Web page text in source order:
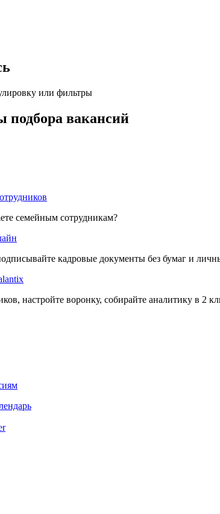
или фильтры
вакансий
семейным сотрудникам?
кадровые документы без бумаг и
настройте воронку, собирайте аналитику в 2